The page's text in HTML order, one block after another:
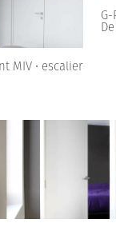
MIV • escalier